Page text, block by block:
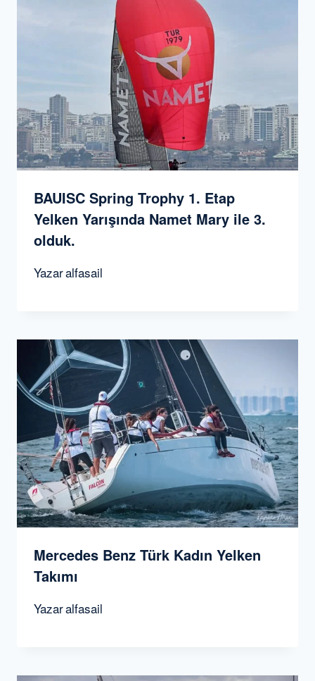
BAUISC Spring Trophy 1. Etap
Yelken Yarışında Namet Mary ile 3.
olduk.
Yazaralfasail
Mercedes Benz Türk Kadın Yelken
Takımı
Yazaralfasail